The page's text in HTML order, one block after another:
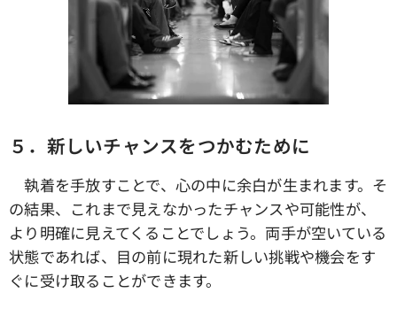
５．新しいチャンスをつかむために
執着を手放すことで、心の中に余白が生まれます。そ
の結果、これまで見えなかったチャンスや可能性が、
より明確に見えてくることでしょう。両手が空いている
状態であれば、目の前に現れた新しい挑戦や機会をす
ぐに受け取ることができます。